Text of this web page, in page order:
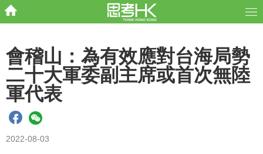
會稽山：為有效應對台海局勢
二十大軍委副主席或首次無陸
軍代表
2022-08-03